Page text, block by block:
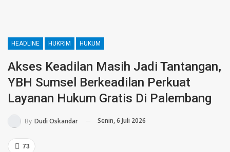
HEADLINE HUKRIM HUKUM
Akses Keadilan Masih Jadi Tantangan,
YBH Sumsel Berkeadilan Perkuat
Layanan Hukum Gratis Di Palembang
By Dudi Oskandar Senin, 6 Juli 2026
73